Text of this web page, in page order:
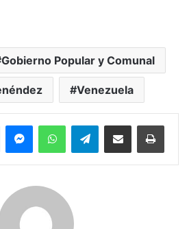
Gobierno Popular y Comunal
Venezuela
LinkedInMessengerWhatsAppTelegramCompartir por correo electrónico